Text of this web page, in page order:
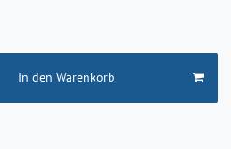
In den Warenkorb